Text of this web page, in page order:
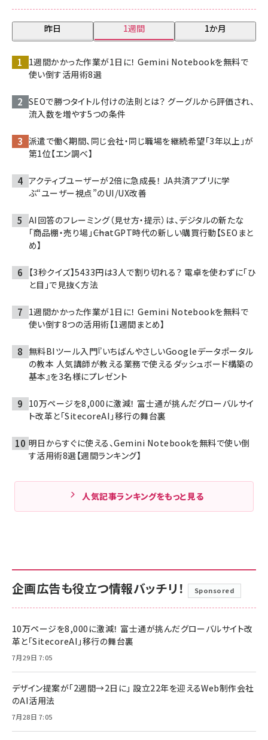
昨日 1週間 1か月
1週間かかった作業が1日に！ Gemini Notebookを無料で
使い倒す活用術8選
SEOで勝つタイトル付けの法則とは？ グーグルから評価され、
流入数を増やす5つの条件
派遣で働く期間、同じ会社・同じ職場を継続希望「3年以上」が
第1位【エン調べ】
アクティブユーザーが2倍に急成長！ JA共済アプリに学
ぶ“ユーザー視点”のUI/UX改善
AI回答のフレーミング（見せ方・提示）は、デジタルの新たな
「商品棚・売り場」――ChatGPT時代の新しい購買行動【SEOまと
め】
【3秒クイズ】5433円は3人で割り切れる？ 電卓を使わずに「ひ
と目」で見抜く方法
1週間かかった作業が1日に！ Gemini Notebookを無料で
使い倒す8つの活用術【1週間まとめ】
無料BIツール入門『いちばんやさしいGoogleデータポータル
の教本 人気講師が教える業務で使えるダッシュボード構築の
基本』を3名様にプレゼント
10万ページを8,000に激減！ 富士通が挑んだグローバルサイ
ト改革と「SitecoreAI」移行の舞台裏
明日からすぐに使える、Gemini Notebookを無料で使い倒
す活用術8選【週間ランキング】
人気記事ランキングをもっと見る
企画広告も役立つ情報バッチリ！ Sponsored
10万ページを8,000に激減！ 富士通が挑んだグローバルサイト改
革と「SitecoreAI」移行の舞台裏
7月29日 7:05
デザイン提案が「2週間→2日に」 設立22年を迎えるWeb制作会社
のAI活用法
7月28日 7:05